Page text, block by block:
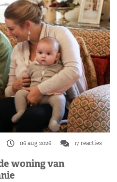
06 aug 2026 17 reacties
woning van